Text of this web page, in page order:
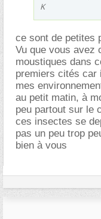
K
ce sont de petites
Vu que vous avez
moustiques dans
premiers cités car
mes
au petit matin, à
peu partout sur le
ces insectes se
pas un peu trop
bien à vous